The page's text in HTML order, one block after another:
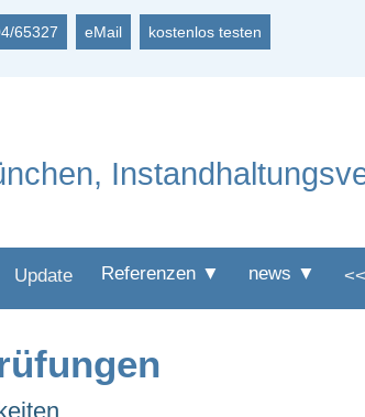
65327 eMail kostenlos testen
Update Referenzen ▼ news ▼ <<